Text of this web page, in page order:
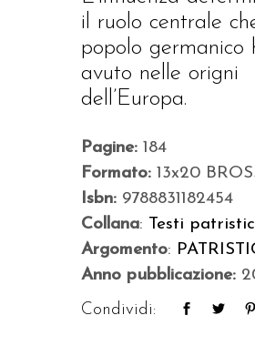
il ruolo centrale
popolo germanico
avuto nelle origni
dell’Europa.
Pagine: 184
Formato: 13x20
Isbn: 9788831182454
Collana: Testi
Argomento:
Anno pubblicazione:
Condividi: